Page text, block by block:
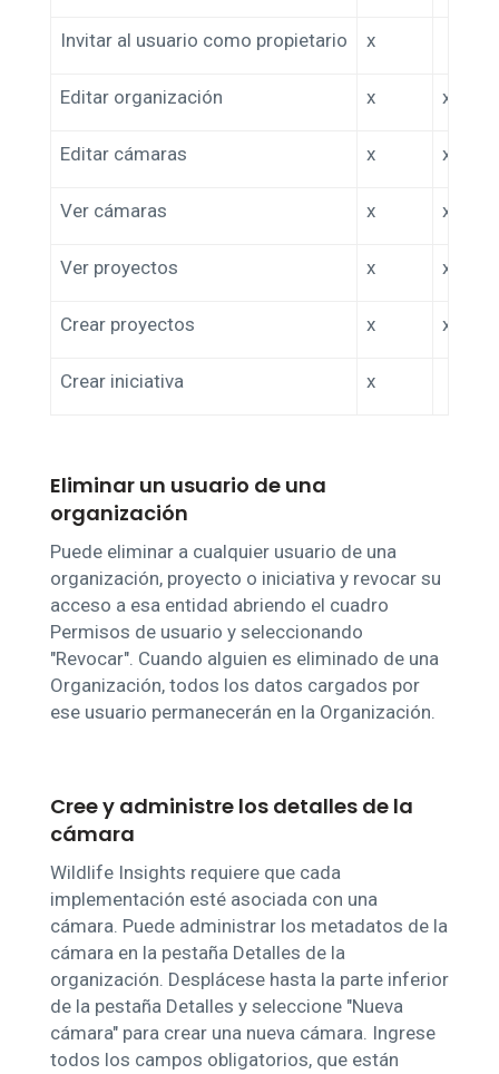
Invitar al usuario como propietario x
Editar organización x x
Editar cámaras x x
Ver cámaras x x
Ver proyectos x x
Crear proyectos x x
Crear iniciativa x
Eliminar un usuario de una
organización
Puede eliminar a cualquier usuario de una
organización, proyecto o iniciativa y revocar su
acceso a esa entidad abriendo el cuadro
Permisos de usuario y seleccionando
"Revocar". Cuando alguien es eliminado de una
Organización, todos los datos cargados por
ese usuario permanecerán en la Organización.
Cree y administre los detalles de la
cámara
Wildlife Insights requiere que cada
implementación esté asociada con una
cámara. Puede administrar los metadatos de la
cámara en la pestaña Detalles de la
organización. Desplácese hasta la parte inferior
de la pestaña Detalles y seleccione "Nueva
cámara" para crear una nueva cámara. Ingrese
todos los campos obligatorios, que están